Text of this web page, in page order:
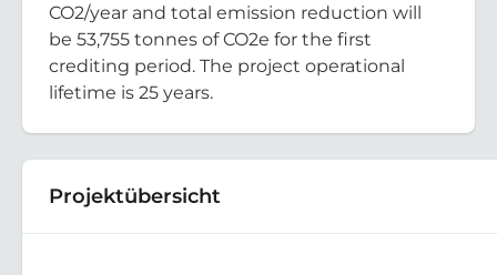
CO2/year and total emission reduction will
be 53,755 tonnes of CO2e for the first
crediting period. The project operational
lifetime is 25 years.
Projektübersicht